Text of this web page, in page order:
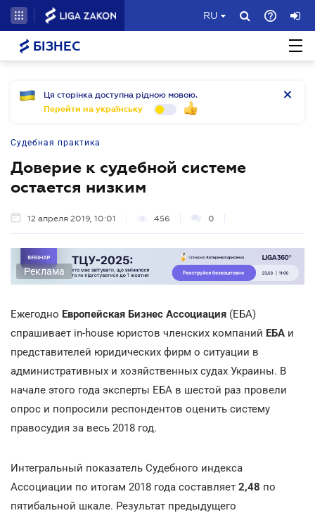
RU
БІЗНЕС
Ця сторінка доступна рідною мовою.
Перейти на українську
Судебная практика
Доверие к судебной системе
остается низким
12 апреля 2019, 10:01 456 0
Реклама
Ежегодно Европейская Бизнес Ассоциация (ЕБА)
спрашивает in-house юристов членских компаний ЕБА и
представителей юридических фирм о ситуации в
административных и хозяйственных судах Украины. В
начале этого года эксперты ЕБА в шестой раз провели
опрос и попросили респондентов оценить систему
правосудия за весь 2018 год.
Интегральный показатель Судебного индекса
Ассоциации по итогам 2018 года составляет 2,48 по
пятибальной шкале. Результат предыдущего